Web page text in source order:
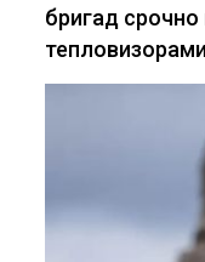
бригад